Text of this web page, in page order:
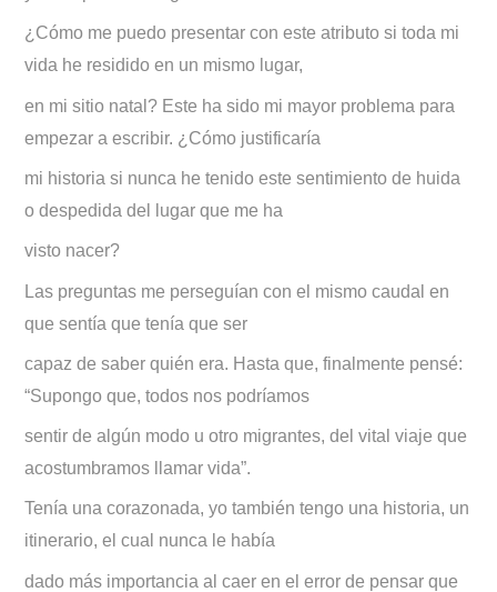
¿Cómo me puedo presentar con este atributo si toda mi
vida he residido en un mismo lugar,
en mi sitio natal? Este ha sido mi mayor problema para
empezar a escribir. ¿Cómo justificaría
mi historia si nunca he tenido este sentimiento de huida
o despedida del lugar que me ha
visto nacer?
Las preguntas me perseguían con el mismo caudal en
que sentía que tenía que ser
capaz de saber quién era. Hasta que, finalmente pensé:
“Supongo que, todos nos podríamos
sentir de algún modo u otro migrantes, del vital viaje que
acostumbramos llamar vida”.
Tenía una corazonada, yo también tengo una historia, un
itinerario, el cual nunca le había
dado más importancia al caer en el error de pensar que